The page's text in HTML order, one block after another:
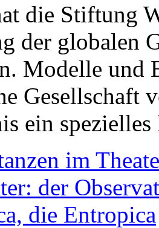
die Stiftung
der globalen
Modelle und
Gesellschaft
ein
im
der
die Entropica